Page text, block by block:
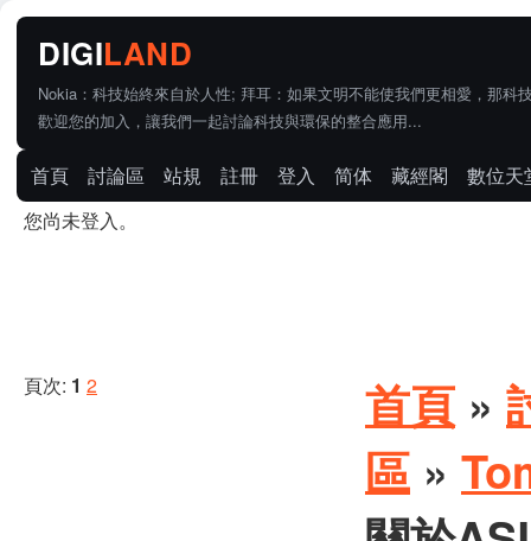
Nokia：科技始終來自於人性; 拜耳：如果文明不能使我們更相愛，那科
歡迎您的加入，讓我們一起討論科技與環保的整合應用...
首頁 討論區 站規 註冊 登入 简体 藏經閣
數位天
您尚未登入。
頁次: 1 2 首頁 »
區 »